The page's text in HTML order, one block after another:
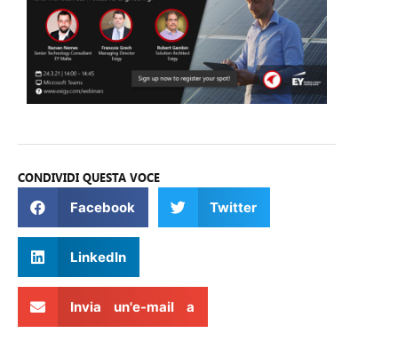
CONDIVIDI QUESTA VOCE
Facebook Twitter
LinkedIn
Invia un'e-mail a